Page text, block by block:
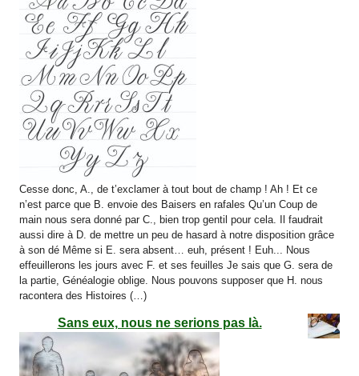
Cesse donc, A., de t’exclamer à tout bout de champ ! Ah ! Et ce
n’est parce que B. envoie des Baisers en rafales Qu’un Coup de
main nous sera donné par C., bien trop gentil pour cela. Il faudrait
aussi dire à D. de mettre un peu de hasard à notre disposition grâce
à son dé Même si E. sera absent… euh, présent ! Euh... Nous
effeuillerons les jours avec F. et ses feuilles Je sais que G. sera de
la partie, Généalogie oblige. Nous pouvons supposer que H. nous
racontera des Histoires (…)
Sans eux, nous ne serions pas là.